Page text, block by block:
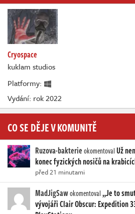
Cryospace
kuklam studios
Platformy:
Vydání: rok 2022
CO SE DĚJE V KOMUNITĚ
Ruzova-bakterieokomentovalUž
konec fyzických nosičů na
před 21 minutami
MadJigSawokomentoval„Je to
vývojáři Clair Obscur: Expedition